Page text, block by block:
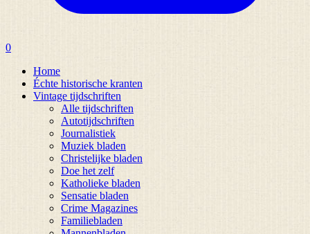
0
Home
Échte historische kranten
Vintage tijdschriften
Alle tijdschriften
Autotijdschriften
Journalistiek
Muziek bladen
Christelijke bladen
Doe het zelf
Katholieke bladen
Sensatie bladen
Crime Magazines
Familiebladen